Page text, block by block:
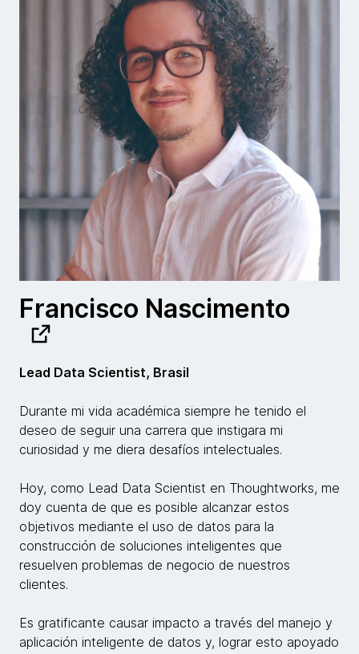
Francisco Nascimento
Lead Data Scientist, Brasil
Durante mi vida académica siempre he tenido el
deseo de seguir una carrera que instigara mi
curiosidad y me diera desafíos intelectuales.
Hoy, como Lead Data Scientist en Thoughtworks, me
doy cuenta de que es posible alcanzar estos
objetivos mediante el uso de datos para la
construcción de soluciones inteligentes que
resuelven problemas de negocio de nuestros
clientes.
Es gratificante causar impacto a través del manejo y
aplicación inteligente de datos y, lograr esto apoyado